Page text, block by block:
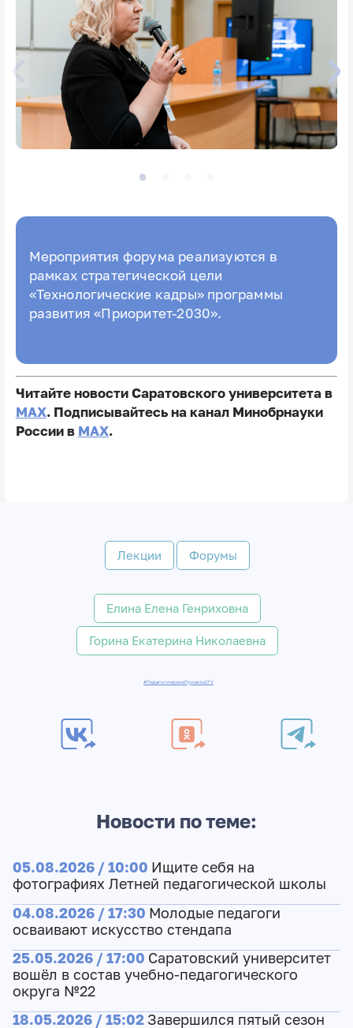
Мероприятия форума реализуются в
рамках стратегической цели
«Технологические кадры» программы
развития «Приоритет-2030».
Читайте новости Саратовского университета в
MAX. Подписывайтесь на канал Минобрнауки
России в MAX.
Лекции Форумы
Елина Елена Генриховна
Горина Екатерина Николаевна
#ПедагогическиеПроектыСГУ
Новости по теме:
05.08.2026 / 10:00 Ищите себя на
фотографиях Летней педагогической школы
04.08.2026 / 17:30 Молодые педагоги
осваивают искусство стендапа
25.05.2026 / 17:00 Саратовский университет
вошёл в состав учебно-педагогического
округа №22
18.05.2026 / 15:02 Завершился пятый сезон